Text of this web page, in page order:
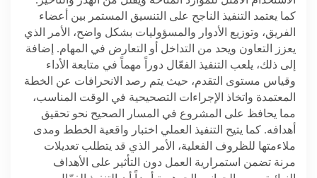
كما يعتمد التنفيذ الناجح على التنسيق المستمر بين أعضاء
الفريق، وتوزيع الأدوار والمسؤوليات بشكل واضح، الأمر الذي
يعزز التعاون ويحد من التداخل أو التعارض في المهام. إضافة
إلى ذلك، يلعب التنفيذ الفعّال دوراً مهماً في متابعة الأداء
وقياس مستوى التقدم، حيث يتم رصد الانحرافات عن الخطة
المعتمدة واتخاذ الإجراءات التصحيحية في الوقت المناسب،
مما يحافظ على المشروع في المسار الصحيح نحو تحقيق
أهدافه. كما يتيح التنفيذ العملي اختبار واقعية الخطط ومدى
ملاءمتها للظروف الفعلية، الأمر الذي قد يتطلب تعديلات
مرنة تضمن استمرارية العمل دون التأثير على الأهداف